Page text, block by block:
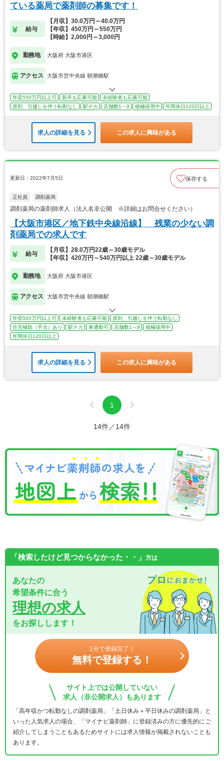
ている薬局で薬剤師の募集です！
給与
【月収】30.0万円～40.0万円
【年収】450万円～550万円
【時給】2,000円～3,000円
勤務地 大阪府 大阪市港区
アクセス 大阪市営中央線 朝潮橋駅
年収550万円以上可 新卒も応募可能
未経験者も応募可能
原則、引越しを伴う転勤なし
駅チカ 店舗数1～9 積極採用中 年間休日120日以上
求人の詳細を見る この求人に興味がある
更新日：2022年7月5日 保存する
正社員 調剤薬局
調剤薬局の薬剤師求人（法人名非公開 ※詳細はお問合せください）
【大阪市港区／地下鉄中央線沿線】 残業の少ない調
剤薬局での求人です
給与
【月収】28.0万円22歳～30歳モデル
【年収】420万円～540万円以上 22歳～30歳モデル
勤務地 大阪府 大阪市港区
アクセス 大阪市営中央線 朝潮橋駅
年収500万円以上可 未経験者も応募可能
原則、引越しを伴う転勤なし
住宅補助（手当）あり
駅チカ 車通勤可 店舗数1～9
積極採用中
年間休日120日以上
求人の詳細を見る この求人に興味がある
1
14件／14件
「検索したけど見つからなかった・・」 方は
あなたの
希望条件に合う
理想の求人
をお探しします！
1分で登録完了！
無料で登録する！
サイト上では公開していない
求人（非公開求人）もあります
「高年収かつ転勤なしの調剤薬局」「土日休み＋平日休みの調剤薬局」と
いった人気求人の場合、「マイナビ薬剤師」に登録済みの方に優先的にご
紹介してしまうこともあるためサイトには求人情報が掲載されないことも
あります。